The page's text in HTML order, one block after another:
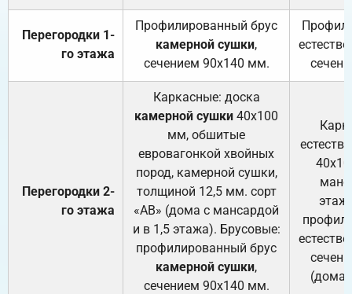
Перегородки 1-
го этажа
Профилированный брус
камерной сушки,
сечением 90х140 мм.
Перегородки 2-
го этажа
Каркасные: доска
камерной сушки 40х100
мм, обшитые
евровагонкой хвойных
пород, камерной сушки,
толщиной 12,5 мм. сорт
«АВ» (дома с мансардой
и в 1,5 этажа). Брусовые:
профилированный брус
камерной сушки,
сечением 90х140 мм.
(дома